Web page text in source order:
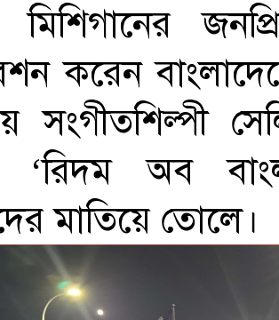
মিশিগানের
করেন
সংগীতশিল্পী
‘রিদম অব
মাতিয়ে তোলে।